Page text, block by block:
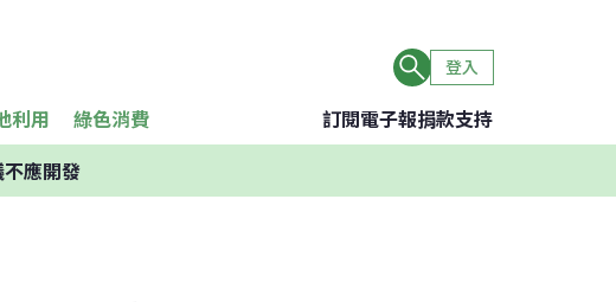
登入
利用 綠色消費 訂閱電子報捐款支持
應開發